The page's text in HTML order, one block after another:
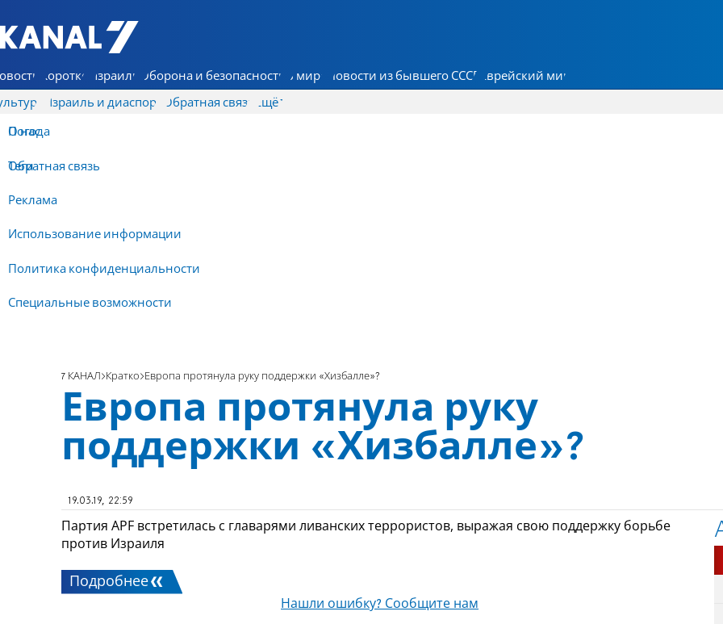
7 КАНАЛ - Аруц Шева
Коротко Израиль Оборона и безопасность В мире Новости из бывшего СССР Еврейский мир
Израиль и диаспора Обратная связь
О нас
Обратная связь
Реклама
Использование информации
Политика конфиденциальности
Специальные возможности
Ещё
Погода
Теги
7 КАНАЛ Кратко Европа протянула руку поддержки «Хизбалле»?
Европа протянула руку
поддержки «Хизбалле»?
19.03.19, 22:59
Партия APF встретилась с главарями ливанских террористов, выражая свою поддержку борьбе
против Израиля
Подробнее
Нашли ошибку? Сообщите нам